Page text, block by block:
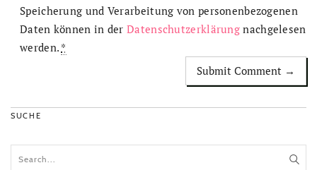
Speicherung und Verarbeitung von personenbezogenen
Daten können in derDatenschutzerklärung nachgelesen
werden. *
SUCHE